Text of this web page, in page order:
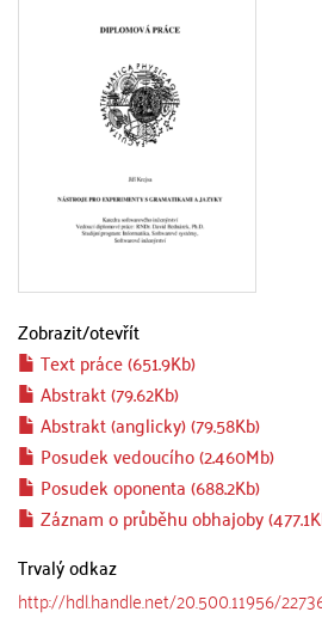
Zobrazit/otevřít
Text práce (651.9Kb)
Abstrakt (79.62Kb)
Abstrakt (anglicky) (79.58Kb)
Posudek vedoucího (2.460Mb)
Posudek oponenta (688.2Kb)
Záznam o průběhu obhajoby
Trvalý odkaz
http://hdl.handle.net/20.500.11956/